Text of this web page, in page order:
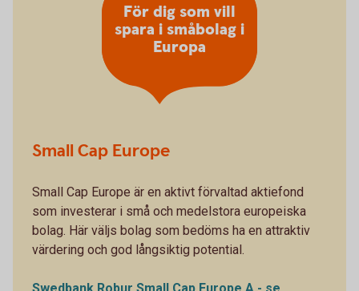
Small Cap Europe
Small Cap Europe är en aktivt förvaltad aktiefond
som investerar i små och medelstora europeiska
bolag. Här väljs bolag som bedöms ha en attraktiv
värdering och god långsiktig potential.
För dig som vill
spara i småbolag i
Europa